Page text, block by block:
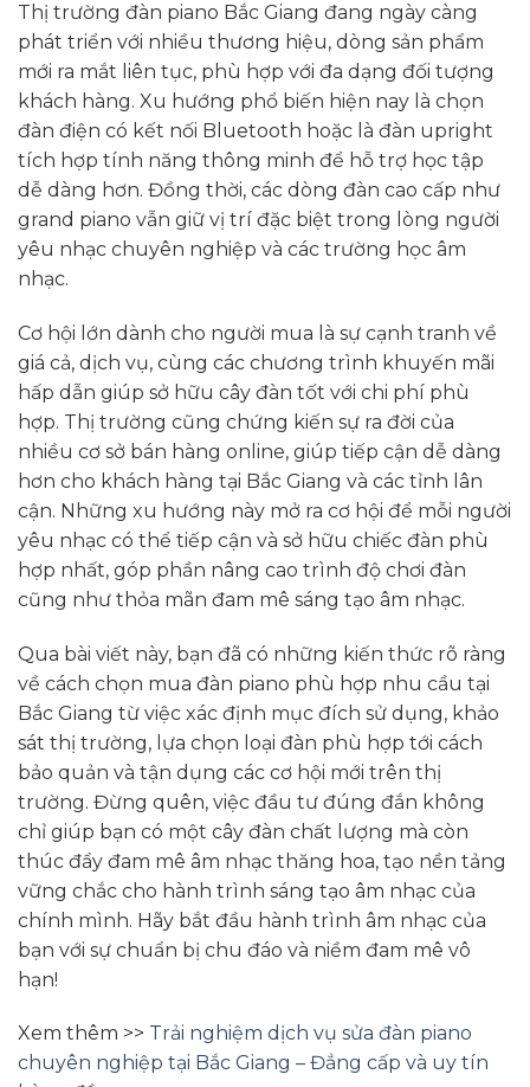
Thị trường đàn piano Bắc Giang đang ngày càng
phát triển với nhiều thương hiệu, dòng sản phẩm
mới ra mắt liên tục, phù hợp với đa dạng đối tượng
khách hàng. Xu hướng phổ biến hiện nay là chọn
đàn điện có kết nối Bluetooth hoặc là đàn upright
tích hợp tính năng thông minh để hỗ trợ học tập
dễ dàng hơn. Đồng thời, các dòng đàn cao cấp như
grand piano vẫn giữ vị trí đặc biệt trong lòng người
yêu nhạc chuyên nghiệp và các trường học âm
nhạc.
Cơ hội lớn dành cho người mua là sự cạnh tranh về
giá cả, dịch vụ, cùng các chương trình khuyến mãi
hấp dẫn giúp sở hữu cây đàn tốt với chi phí phù
hợp. Thị trường cũng chứng kiến sự ra đời của
nhiều cơ sở bán hàng online, giúp tiếp cận dễ dàng
hơn cho khách hàng tại Bắc Giang và các tỉnh lân
cận. Những xu hướng này mở ra cơ hội để mỗi người
yêu nhạc có thể tiếp cận và sở hữu chiếc đàn phù
hợp nhất, góp phần nâng cao trình độ chơi đàn
cũng như thỏa mãn đam mê sáng tạo âm nhạc.
Qua bài viết này, bạn đã có những kiến thức rõ ràng
về cách chọn mua đàn piano phù hợp nhu cầu tại
Bắc Giang từ việc xác định mục đích sử dụng, khảo
sát thị trường, lựa chọn loại đàn phù hợp tới cách
bảo quản và tận dụng các cơ hội mới trên thị
trường. Đừng quên, việc đầu tư đúng đắn không
chỉ giúp bạn có một cây đàn chất lượng mà còn
thúc đẩy đam mê âm nhạc thăng hoa, tạo nền tảng
vững chắc cho hành trình sáng tạo âm nhạc của
chính mình. Hãy bắt đầu hành trình âm nhạc của
bạn với sự chuẩn bị chu đáo và niềm đam mê vô
hạn!
Xem thêm >> Trải nghiệm dịch vụ sửa đàn piano
chuyên nghiệp tại Bắc Giang – Đẳng cấp và uy tín